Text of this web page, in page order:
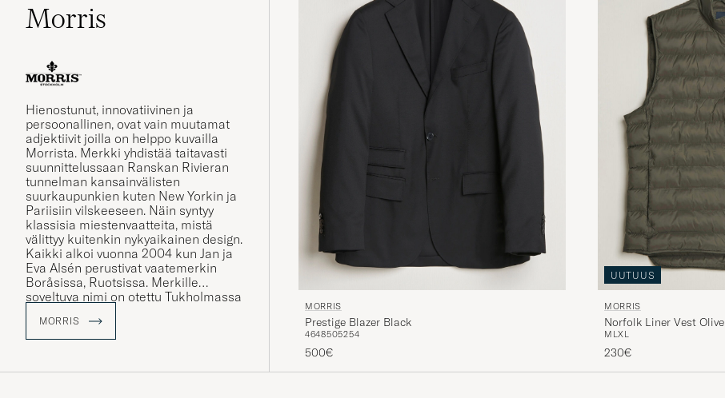
Morris
Hienostunut, innovatiivinen ja
persoonallinen, ovat vain muutamat
adjektiivit joilla on helppo kuvailla
Morrista. Merkki yhdistää taitavasti
suunnittelussaan Ranskan Rivieran
tunnelman kansainvälisten
suurkaupunkien kuten New Yorkin ja
Pariisiin vilskeeseen. Näin syntyy
klassisia miestenvaatteita, mistä
välittyy kuitenkin nykyaikainen design.
Kaikki alkoi vuonna 2004 kun Jan ja
Eva Alsén perustivat vaatemerkin
Boråsissa, Ruotsissa. Merkille
soveltuva nimi on otettu Tukholmassa
miestenpukimolta, joka kantoi nimeä
Morris.
MORRIS
MORRIS
Prestige Blazer Black
4648505254
500€
UUTUUS
MORRIS
Norfolk Liner Vest Olive
M LXL
230€